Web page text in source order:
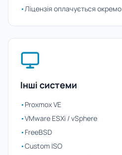
•Ліцензія оплачується окремо
Інші системи
•Proxmox VE
•VMware ESXi / vSphere
•FreeBSD
•Custom ISO